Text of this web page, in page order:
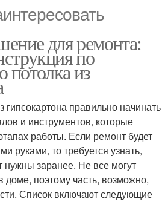
для ремонта:
по
из
гипсокартона правильно начинать
и инструментов, которые
работы. Если ремонт будет
руками, то требуется узнать,
нужны заранее. Не все могут
доме, поэтому часть, возможно,
Список включают следующие